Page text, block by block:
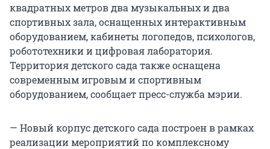
квадратных метров два музыкальных и два
спортивных зала, оснащенных интерактивным
оборудованием, кабинеты логопедов, психологов,
робототехники и цифровая лаборатория.
Территория детского сада также оснащена
современным игровым и спортивным
оборудованием, сообщает пресс-служба мэрии.
— Новый корпус детского сада построен в рамках
реализации мероприятий по комплексному